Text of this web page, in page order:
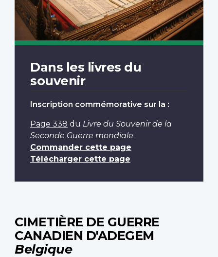
Dans les livres du
souvenir
Inscription commémorative sur la :
Page 338 du Livre du Souvenir de la
Seconde Guerre mondiale.
Commander cette page
Télécharger cette page
CIMETIÈRE DE GUERRE
CANADIEN D'ADEGEM
Belgique